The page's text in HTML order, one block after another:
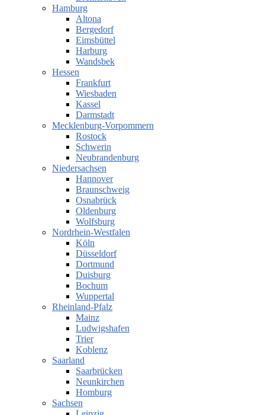
Hamburg
Altona
Bergedorf
Eimsbüttel
Harburg
Wandsbek
Hessen
Frankfurt
Wiesbaden
Kassel
Darmstadt
Mecklenburg-Vorpommern
Rostock
Schwerin
Neubrandenburg
Niedersachsen
Hannover
Braunschweig
Osnabrück
Oldenburg
Wolfsburg
Nordrhein-Westfalen
Köln
Düsseldorf
Dortmund
Duisburg
Bochum
Wuppertal
Rheinland-Pfalz
Mainz
Ludwigshafen
Trier
Koblenz
Saarland
Saarbrücken
Neunkirchen
Homburg
Sachsen